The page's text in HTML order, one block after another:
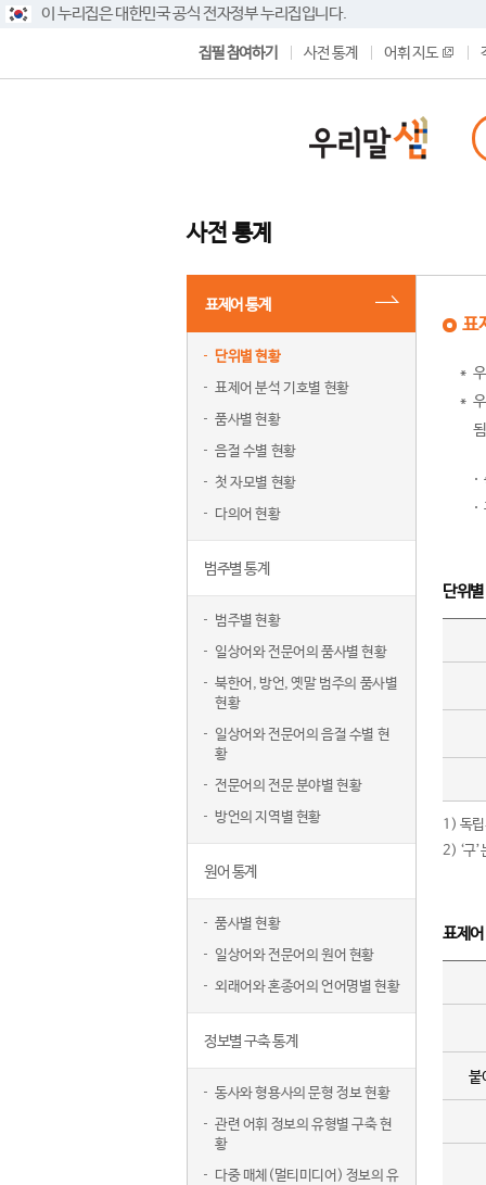
이 누리집은 대한민국 공식 전자정부 누리집입니다.
집필 참여하기 사전 통계 어휘 지도
사전 통계
표제어 통계
단위별 현황
표제어 분석 기호별 현황
품사별 현황
음절 수별 현황
첫 자모별 현황
다의어 현황
범주별 통계
범주별 현황
일상어와 전문어의 품사별 현황
북한어, 방언, 옛말 범주의 품사별
현황
일상어와 전문어의 음절 수별 현
황
전문어의 전문 분야별 현황
방언의 지역별 현황
원어 통계
품사별 현황
일상어와 전문어의 원어 현황
외래어와 혼종어의 언어명별 현황
정보별 구축 통계
동사와 형용사의 문형 정보 현황
관련 어휘 정보의 유형별 구축 현
황
다중 매체(멀티미디어) 정보의 유
표
단위
1) 독립
2) ‘구
표제
붙